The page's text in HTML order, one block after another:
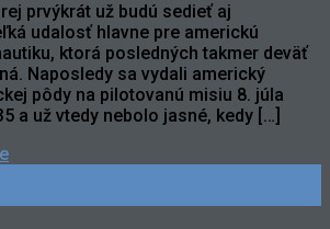
prvýkrát už budú sedieť aj
udalosť hlavne pre americkú
ktorá posledných takmer deväť
Naposledy sa vydali americký
pôdy na pilotovanú misiu 8. júla
a už vtedy nebolo jasné, kedy […]